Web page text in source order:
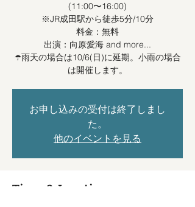
(11:00〜16:00)
※JR成田駅から徒歩5分/10分
料金：無料
出演：向原愛海 and more...
☂️雨天の場合は10/6(日)に延期。小雨の場合
は開催します。
お申し込みの受付は終了しまし
た。
他のイベントを見る
Time & Location